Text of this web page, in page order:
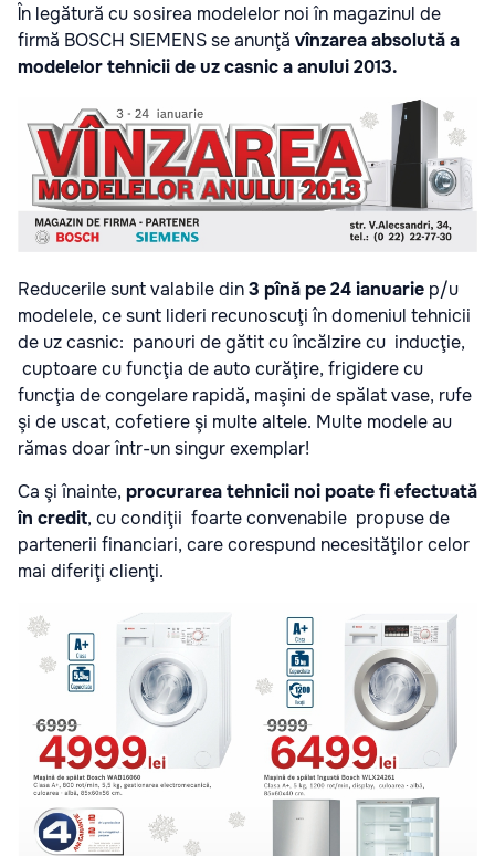
În legătură cu sosirea modelelor noi în magazinul de
firmă BOSCH SIEMENS se anunţă vînzarea absolută a
modelelor tehnicii de uz casnic a anului 2013.
Reducerile sunt valabile din3 pînă pe 24 ianuarie p/u
modelele, ce sunt lideri recunoscuţi în domeniul tehnicii
de uz casnic: panouri de gătit cu încălzire cu inducţie,
cuptoare cu funcţia de auto curăţire, frigidere cu
funcţia de congelare rapidă, maşini de spălat vase, rufe
şi de uscat, cofetiere şi multe altele. Multe modele au
rămas doar într-un singur exemplar!
Ca şi înainte, procurarea tehnicii noi poate fi efectuată
în credit, cu condiţii foarte convenabile propuse de
partenerii financiari, care corespund necesităţilor celor
mai diferiţi clienţi.